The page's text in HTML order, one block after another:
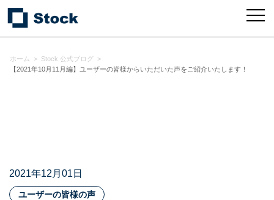
ホーム > Stock 公式ブログ >
【2021年10月11月編】ユーザーの皆様からいただいた声をご紹介いたします！
2021年12月01日
ユーザーの皆様の声